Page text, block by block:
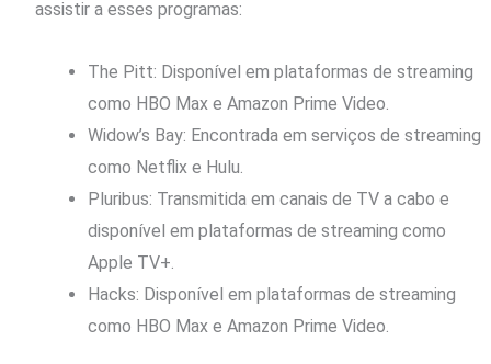
assistir a esses programas:
The Pitt: Disponível em plataformas de streaming
como HBO Max e Amazon Prime Video.
Widow’s Bay: Encontrada em serviços de streaming
como Netflix e Hulu.
Pluribus: Transmitida em canais de TV a cabo e
disponível em plataformas de streaming como
Apple TV+.
Hacks: Disponível em plataformas de streaming
como HBO Max e Amazon Prime Video.